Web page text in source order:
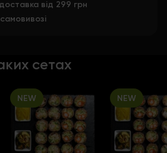
від 299 грн
сетах
NEW NEW